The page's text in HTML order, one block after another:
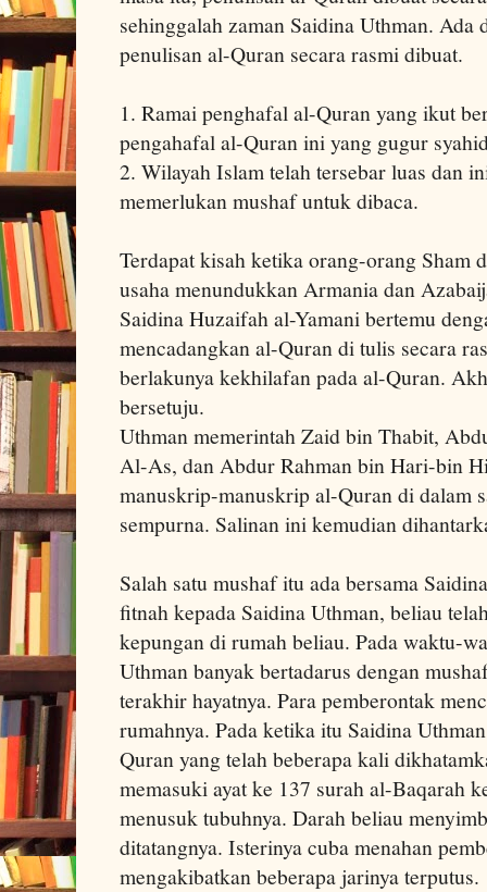
sehinggalah zaman Saidina Uthman. Ada
penulisan al-Quran secara rasmi dibuat.
1. Ramai penghafal al-Quran yang ikut
pengahafal al-Quran ini yang gugur
2. Wilayah Islam telah tersebar luas dan
memerlukan mushaf untuk dibaca.
Terdapat kisah ketika orang-orang Sham
usaha menundukkan Armania dan
Saidina Huzaifah al-Yamani bertemu
mencadangkan al-Quran di tulis secara
berlakunya kekhilafan pada al-Quran.
bersetuju.
Uthman memerintah Zaid bin Thabit,
Al-As, dan Abdur Rahman bin Hari-bin
manuskrip-manuskrip al-Quran di dalam
sempurna. Salinan ini kemudian
Salah satu mushaf itu ada bersama
fitnah kepada Saidina Uthman, beliau
kepungan di rumah beliau. Pada waktu-
Uthman banyak bertadarus dengan
terakhir hayatnya. Para pemberontak
rumahnya. Pada ketika itu Saidina
Quran yang telah beberapa kali
memasuki ayat ke 137 surah al-Baqarah
menusuk tubuhnya. Darah beliau
ditatangnya. Isterinya cuba menahan
mengakibatkan beberapa jarinya terputus.